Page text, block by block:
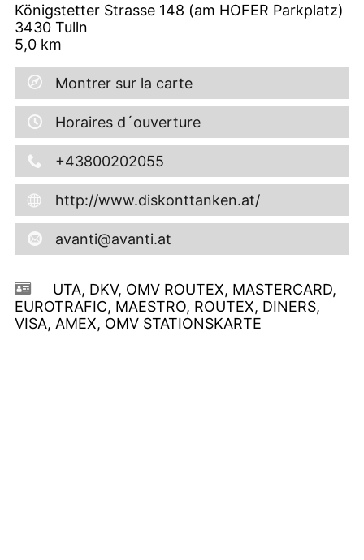
Königstetter Strasse 148 (am HOFER Parkplatz)
3430 Tulln
5,0 km
Montrer sur la carte
Horaires d´ouverture
+43800202055
http://www.diskonttanken.at/
avanti@avanti.at
UTA, DKV, OMV ROUTEX, MASTERCARD,
EUROTRAFIC, MAESTRO, ROUTEX, DINERS,
VISA, AMEX, OMV STATIONSKARTE